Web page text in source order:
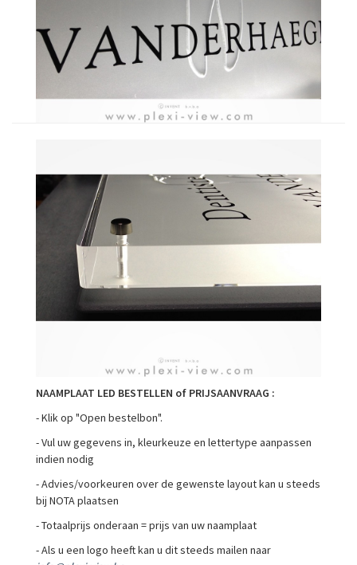
NAAMPLAAT LED BESTELLEN of PRIJSAANVRAAG :
- Klik op "Open bestelbon".
- Vul uw gegevens in, kleurkeuze en lettertype aanpassen
indien nodig
- Advies/voorkeuren over de gewenste layout kan u steeds
bij NOTA plaatsen
- Totaalprijs onderaan = prijs van uw naamplaat
- Als u een logo heeft kan u dit steeds mailen naar